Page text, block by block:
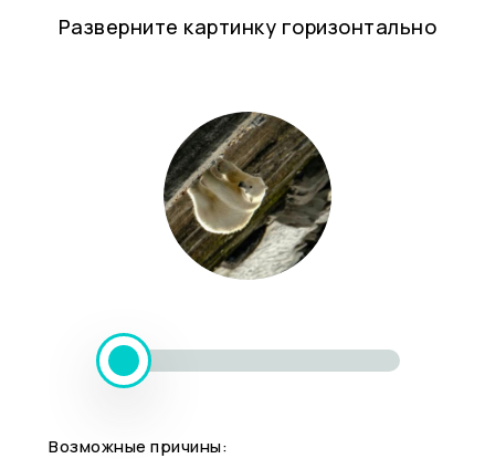
Разверните картинку горизонтально
Возможные причины: